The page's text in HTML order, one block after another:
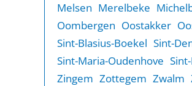
Melsen Merelbeke
Oombergen Oostakker
Sint-Blasius-Boekel Sint-
Sint-Maria-Oudenhove
Zingem Zottegem Zwalm